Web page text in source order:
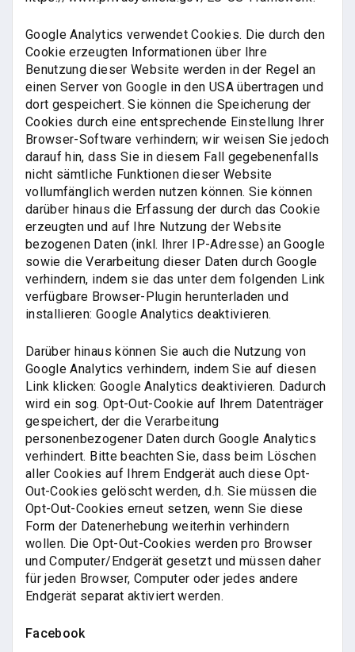
Google Analytics verwendet Cookies. Die durch den
Cookie erzeugten Informationen über Ihre
Benutzung dieser Website werden in der Regel an
einen Server von Google in den USA übertragen und
dort gespeichert. Sie können die Speicherung der
Cookies durch eine entsprechende Einstellung Ihrer
Browser-Software verhindern; wir weisen Sie jedoch
darauf hin, dass Sie in diesem Fall gegebenenfalls
nicht sämtliche Funktionen dieser Website
vollumfänglich werden nutzen können. Sie können
darüber hinaus die Erfassung der durch das Cookie
erzeugten und auf Ihre Nutzung der Website
bezogenen Daten (inkl. Ihrer IP-Adresse) an Google
sowie die Verarbeitung dieser Daten durch Google
verhindern, indem sie das unter dem folgenden Link
verfügbare Browser-Plugin herunterladen und
installieren: Google Analytics deaktivieren.
Darüber hinaus können Sie auch die Nutzung von
Google Analytics verhindern, indem Sie auf diesen
Link klicken: Google Analytics deaktivieren. Dadurch
wird ein sog. Opt-Out-Cookie auf Ihrem Datenträger
gespeichert, der die Verarbeitung
personenbezogener Daten durch Google Analytics
verhindert. Bitte beachten Sie, dass beim Löschen
aller Cookies auf Ihrem Endgerät auch diese Opt-
Out-Cookies gelöscht werden, d.h. Sie müssen die
Opt-Out-Cookies erneut setzen, wenn Sie diese
Form der Datenerhebung weiterhin verhindern
wollen. Die Opt-Out-Cookies werden pro Browser
und Computer/Endgerät gesetzt und müssen daher
für jeden Browser, Computer oder jedes andere
Endgerät separat aktiviert werden.
Facebook